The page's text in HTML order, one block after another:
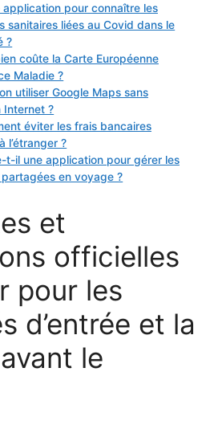
application pour connaître les
sanitaires liées au Covid dans le
?
coûte la Carte Européenne
Maladie ?
utiliser Google Maps sans
Internet ?
éviter les frais bancaires
l’étranger ?
t-il une application pour gérer les
en voyage ?
et
officielles
pour les
d’entrée et la
le